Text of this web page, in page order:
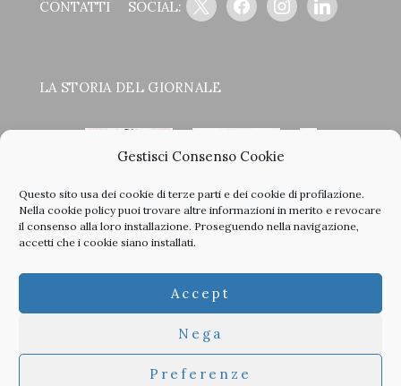
Gestisci Consenso Cookie
Questo sito usa dei cookie di terze parti e dei cookie di profilazione.
Nella cookie policypuoi trovare altre informazioni in merito e revocare
il consenso alla loro installazione. Proseguendo nella navigazione,
accetti che i cookie siano installati.
Accept
Nega
Preferenze
CONTATTI SOCIAL:
LA STORIA DEL GIORNALE
< >
tutti i nostri vecchi numeri in PDF.
© 2026 TheArchitecturalPost -Privacy -